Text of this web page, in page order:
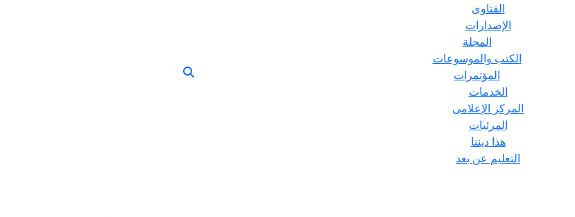
الفتاوى
الإصدارات
المجلة
الكتب والموسوعات
المؤتمرات
الخدمات
المركز الإعلامى
المرئيات
هذا ديننا
التعليم عن بعد